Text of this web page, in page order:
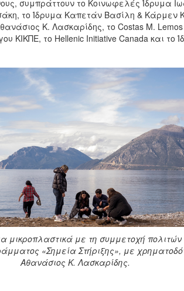
συμπράττουν το Κοινωφελές Ίδρυμα
το Ίδρυμα Καπετάν Βασίλη & Κάρμεν
Κ. Λασκαρίδης, το Costas M.
ΚΙΚΠΕ, το Hellenic Initiative Canada και το
με τη συμμετοχή
«Σημεία Στήριξης», με
Αθανάσιος Κ. Λασκαρίδης.